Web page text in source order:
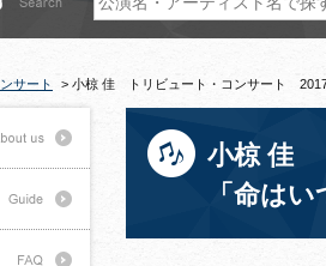
サート > 小椋 佳 トリビュート・コンサート 2017
小椋 佳
「命は